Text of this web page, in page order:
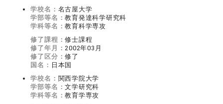
学校名： 名古屋大学
学部等名：教育発達科学研究科
学科等名：教育科学専攻
修了課程：修士課程
修了年月： 2002年03月
修了区分：修了
国名： 日本国
学校名： 関西学院大学
学部等名：文学研究科
学科等名：教育学専攻